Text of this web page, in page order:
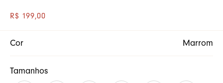
R$ 199,00
Cor Marrom
Tamanhos